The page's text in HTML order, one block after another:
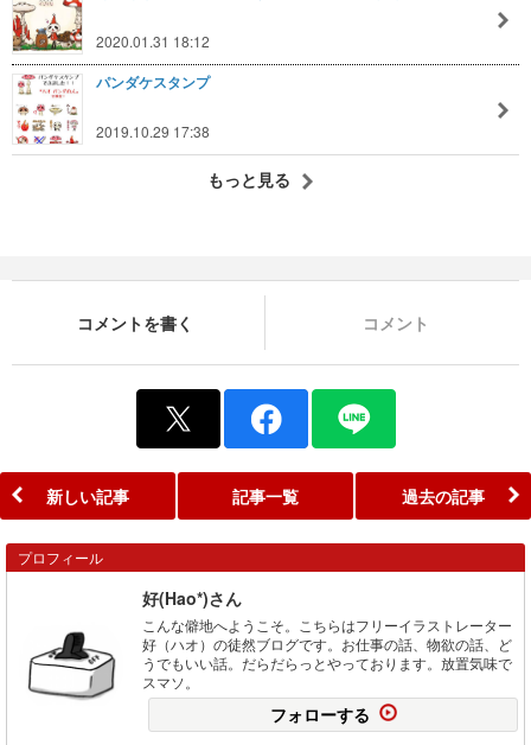
2020.01.31 18:12
パンダケスタンプ
2019.10.29 17:38
もっと見る
コメントを書く コメント
新しい記事 記事一覧 過去の記事
プロフィール
好(Hao*)さん
こんな僻地へようこそ。こちらはフリーイラストレーター
好（ハオ）の徒然ブログです。お仕事の話、物欲の話、ど
うでもいい話。だらだらっとやっております。放置気味で
スマソ。
フォローする